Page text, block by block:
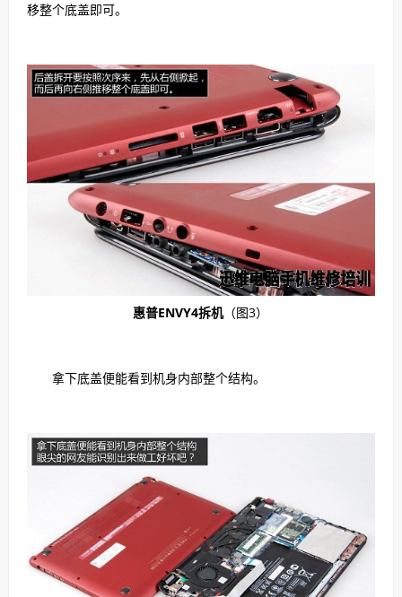
移整个底盖即可。
惠普ENVY4拆机（图3）
拿下底盖便能看到机身内部整个结构。